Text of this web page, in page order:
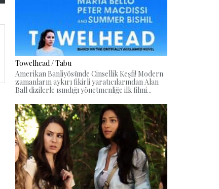
Towelhead / Tabu
Amerikan Banliyösünde Cinsellik Keşfi! Modern
zamanların aykırı fikirli yaratıcılarından Alan
Ball dizilerle ısındığı yönetmenliğe ilk filmi...